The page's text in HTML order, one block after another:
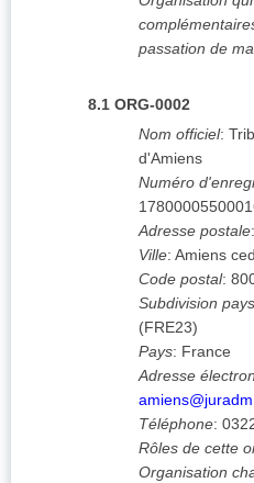
passation de
8.1 ORG-0002
Nom officiel:
d'Amiens
Numéro
Adresse postale:
Ville: Amiens
Code postal:
Subdivision
(FRE23)
Pays: France
Adresse
Téléphone:
Rôles de cette
Organisation